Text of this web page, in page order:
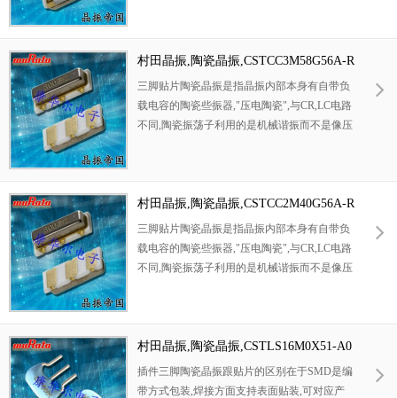
产品被广泛应用到数码电子产品,家用电器,比
如电话机,游戏机等电子产品.
村田晶振,陶瓷晶振,CSTCC3M58G56A-R
0晶振
三脚贴片陶瓷晶振是指晶振内部本身有自带负
载电容的陶瓷些振器,"压电陶瓷",与CR,LC电路
不同,陶瓷振荡子利用的是机械谐振而不是像压
产品被广泛应用到数码电子产品,家用电器,比
如电话机,游戏机等电子产品.
村田晶振,陶瓷晶振,CSTCC2M40G56A-R
0晶振
三脚贴片陶瓷晶振是指晶振内部本身有自带负
载电容的陶瓷些振器,"压电陶瓷",与CR,LC电路
不同,陶瓷振荡子利用的是机械谐振而不是像压
产品被广泛应用到数码电子产品,家用电器,比
如电话机,游戏机等电子产品.
村田晶振,陶瓷晶振,CSTLS16M0X51-A0
晶振
插件三脚陶瓷晶振跟贴片的区别在于SMD是编
带方式包装,焊接方面支持表面贴装,可对应产